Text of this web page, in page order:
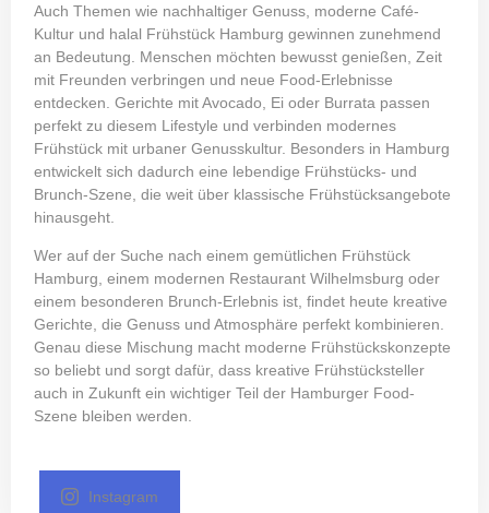
Auch Themen wie nachhaltiger Genuss, moderne Café-
Kultur und halal Frühstück Hamburg gewinnen zunehmend
an Bedeutung. Menschen möchten bewusst genießen, Zeit
mit Freunden verbringen und neue Food-Erlebnisse
entdecken. Gerichte mit Avocado, Ei oder Burrata passen
perfekt zu diesem Lifestyle und verbinden modernes
Frühstück mit urbaner Genusskultur. Besonders in Hamburg
entwickelt sich dadurch eine lebendige Frühstücks- und
Brunch-Szene, die weit über klassische Frühstücksangebote
hinausgeht.
Wer auf der Suche nach einem gemütlichen Frühstück
Hamburg , einem modernen Restaurant Wilhelmsburg oder
einem besonderen Brunch-Erlebnis ist, findet heute kreative
Gerichte, die Genuss und Atmosphäre perfekt kombinieren.
Genau diese Mischung macht moderne Frühstückskonzepte
so beliebt und sorgt dafür, dass kreative Frühstücksteller
auch in Zukunft ein wichtiger Teil der Hamburger Food-
Szene bleiben werden.
Instagram